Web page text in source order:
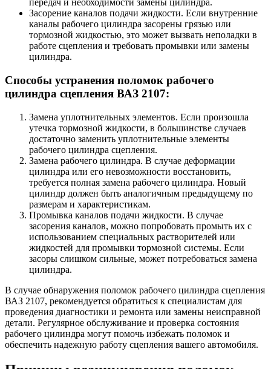
передач и необходимости замены цилиндра.
Засорение каналов подачи жидкости. Если внутренние
каналы рабочего цилиндра засорены грязью или
тормозной жидкостью, это может вызвать неполадки в
работе сцепления и требовать промывки или замены
цилиндра.
Способы устранения поломок рабочего
цилиндра сцепления ВАЗ 2107:
Замена уплотнительных элементов. Если произошла
утечка тормозной жидкости, в большинстве случаев
достаточно заменить уплотнительные элементы
рабочего цилиндра сцепления.
Замена рабочего цилиндра. В случае деформации
цилиндра или его невозможности восстановить,
требуется полная замена рабочего цилиндра. Новый
цилиндр должен быть аналогичным предыдущему по
размерам и характеристикам.
Промывка каналов подачи жидкости. В случае
засорения каналов, можно попробовать промыть их с
использованием специальных растворителей или
жидкостей для промывки тормозной системы. Если
засоры слишком сильные, может потребоваться замена
цилиндра.
В случае обнаружения поломок рабочего цилиндра сцепления
ВАЗ 2107, рекомендуется обратиться к специалистам для
проведения диагностики и ремонта или замены неисправной
детали. Регулярное обслуживание и проверка состояния
рабочего цилиндра могут помочь избежать поломок и
обеспечить надежную работу сцепления вашего автомобиля.